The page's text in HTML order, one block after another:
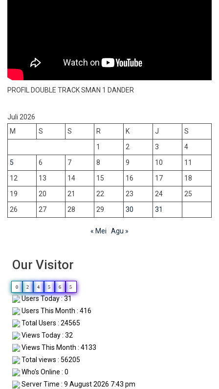
PROFIL DOUBLE TRACK SMAN 1 DANDER
Juli 2026
M
S S R K J
S
1
2 3
4
5
6 7 8 9 10
11
12
13 14 15 16 17
18
19
20 21 22 23 24
25
26
27 28 29 30 31
« Mei Agu »
Our Visitor
0 2 4 5 6 5
Users Today : 31
Users This Month : 416
Total Users : 24565
Views Today : 32
Views This Month : 4133
Total views : 56205
Who's Online : 0
Server Time : 9 August 2026 7:43 pm